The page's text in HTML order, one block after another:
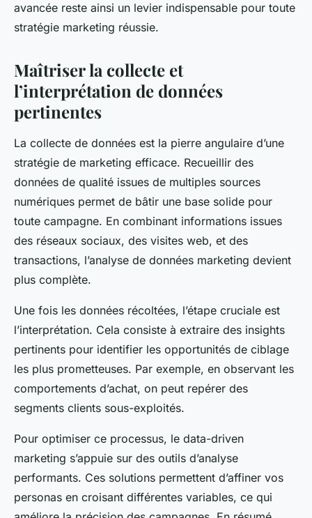
avancée reste ainsi un levier indispensable pour toute
stratégie marketing réussie.
Maîtriser la collecte et
l’interprétation de données
pertinentes
La collecte de données est la pierre angulaire d’une
stratégie de marketing efficace. Recueillir des
données de qualité issues de multiples sources
numériques permet de bâtir une base solide pour
toute campagne. En combinant informations issues
des réseaux sociaux, des visites web, et des
transactions, l’analyse de données marketing devient
plus complète.
Une fois les données récoltées, l’étape cruciale est
l’interprétation. Cela consiste à extraire des insights
pertinents pour identifier les opportunités de ciblage
les plus prometteuses. Par exemple, en observant les
comportements d’achat, on peut repérer des
segments clients sous-exploités.
Pour optimiser ce processus, le data-driven
marketing s’appuie sur des outils d’analyse
performants. Ces solutions permettent d’affiner vos
personas en croisant différentes variables, ce qui